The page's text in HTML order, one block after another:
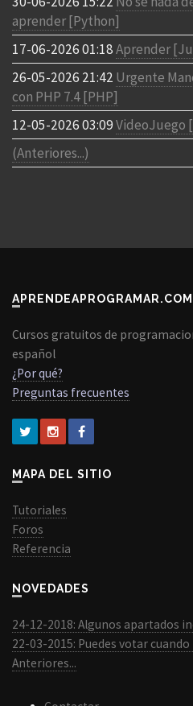
aprender [Python]
17-06-2026 01:18Aprender
26-05-2026 21:42 Urgente
con PHP 7.4 [PHP]
12-05-2026 03:09VideoJuego
(Anteriores...)
APRENDEAPROGRAMAR.COM
Cursos gratuitos de
español
¿Por qué?
Preguntas frecuentes
MAPA DEL SITIO
Tutoriales
Foros
Referencia
NOVEDADES
24-12-2018: Algunos apartados
22-03-2015: Puedes votar
Anteriores...